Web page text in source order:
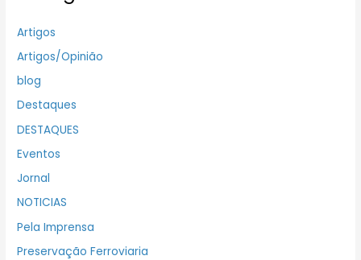
Artigos
Artigos/Opinião
blog
Destaques
DESTAQUES
Eventos
Jornal
NOTICIAS
Pela Imprensa
Preservação Ferroviaria